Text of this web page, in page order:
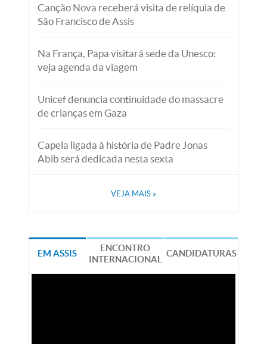
Canção Nova receberá visita de relíquia de
São Francisco de Assis
Na França, Papa visitará sede da Unesco:
veja agenda da viagem
Unicef denuncia continuidade do massacre
de crianças em Gaza
Capela ligada à história de Padre Jonas
Abib será dedicada nesta sexta
VEJA MAIS »
EM ASSIS
ENCONTRO
INTERNACIONAL
CANDIDATURAS